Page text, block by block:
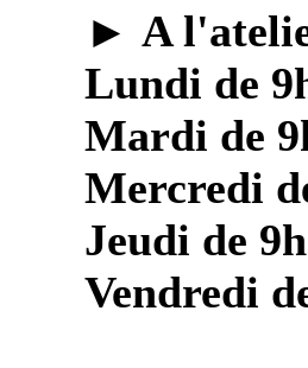
► A
Lundi de
Mardi de
Mercredi
Jeudi de
Vendredi